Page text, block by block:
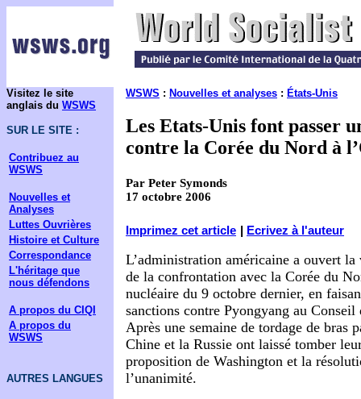
Visitez le site
anglais du WSWS
SUR LE SITE :
Contribuez au
WSWS
Nouvelles et
Analyses
Luttes Ouvrières
Histoire et Culture
Correspondance
L'héritage que
nous défendons
A propos du CIQI
A propos du
WSWS
AUTRES LANGUES
WSWS : Nouvelles et analyses : États-Unis
Les Etats-Unis font passer
contre la Corée du Nord à
Par Peter Symonds
17 octobre 2006
Imprimez cet article Ecrivez à l'auteur
L’administration américaine a ouvert la
de la confrontation avec la Corée du
nucléaire du 9 octobre dernier, en
sanctions contre Pyongyang au
Après une semaine de tordage de bras
Chine et la Russie ont laissé tomber
proposition de Washington et la
l’unanimité.